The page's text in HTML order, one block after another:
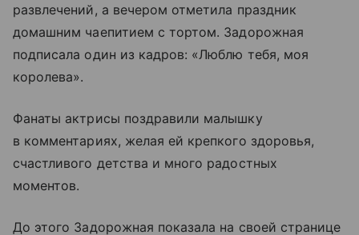
развлечений, а вечером отметила праздник
домашним чаепитием с тортом. Задорожная
подписала один из кадров: «Люблю тебя, моя
королева».
Фанаты актрисы поздравили малышку
в комментариях, желая ей крепкого здоровья,
счастливого детства и много радостных
моментов.
До этого Задорожная показала на своей странице